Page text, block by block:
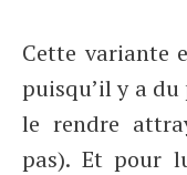
Cette variante
puisqu’il y a du
le rendre
pas). Et pour